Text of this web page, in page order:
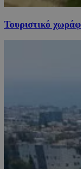
Τουριστικό